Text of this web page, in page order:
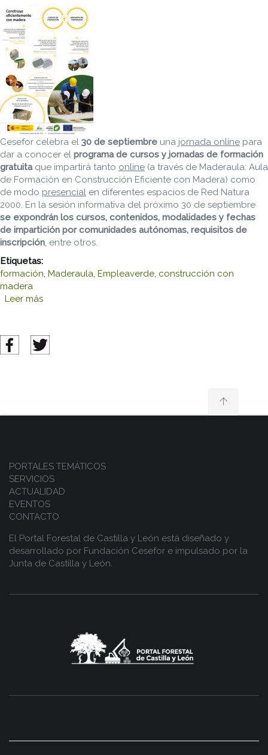
Cesefor celebra el 30 de septiembre una jornada online para
dar a conocer el programa de cursos y jornadas de formación
gratuitaque impartirá tanto online (a través de Maderaula: Aula
de Formación en Construcción Eficiente con Madera) como
de modo presencial en diferentes espacios de Red Natura
2000. En la sesión informativa del próximo 30 de septiembre
se expondrán los cursos, contenidos, modalidades y fechas
de impartición por comunidades autónomas, requisitos de
inscripción, entre otros.
Etiquetas:
formación, Maderaula, Empleaverde, construcción con
madera
Leer mássobre Jornada de presentación de los planes de
PORTALES TEMÁTICOS
SERVICIOS
ACTUALIDAD
EVENTOS
CONTACTO
El Portal Forestal de Castilla y León está diseñado y
desarrollado por Fundación Cesefor e impulsado por la
Junta de Castilla y León.